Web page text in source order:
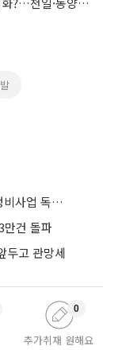
"완성된 인프라에 몰린다"⋯청약 시장 '정비사업 독주' 42배 격차
만건 돌파
두고 관망세
추가취재 원해요
0